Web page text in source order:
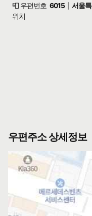
📮 우편번호 6015 서울
위치
우편주소 상세정보